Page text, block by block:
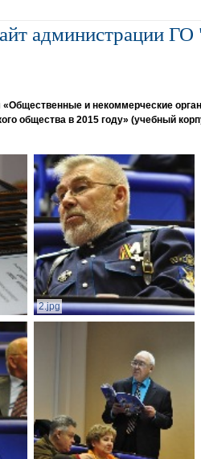
администрации ГО
и некоммерческие
общества в 2015 году» (учебный
2.jpg